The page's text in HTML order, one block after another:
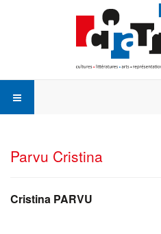
Parvu Cristina
Cristina PARVU